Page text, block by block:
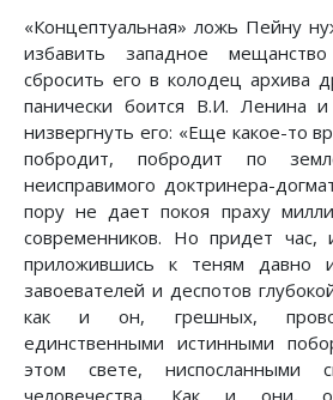
«Концептуальная» ложь Пейну
избавить западное
сбросить его в колодец архива
панически боится В.И. Ленина и
низвергнуть его: «Еще какое-то
побродит, побродит по
неисправимого доктринера-
пору не дает покоя праху
современников. Но придет
приложившись к теням давно
завоевателей и деспотов
как и он, грешных,
единственными истинными
этом свете, ниспосланными
человечества. Как и они,